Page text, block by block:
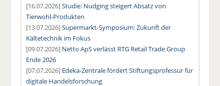
[16.07.2026]Studie: Nudging steigert Absatz von
Tierwohl-Produkten
[13.07.2026]Supermarkt-Symposium: Zukunft der
Kältetechnik im Fokus
[09.07.2026] Netto ApS verlässt RTG Retail Trade Group
Ende 2026
[07.07.2026] Edeka-Zentrale fördert Stiftungsprofessur für
digitale Handelsforschung